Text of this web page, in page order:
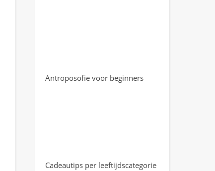
Antroposofie voor beginners
Cadeautips per leeftijdscategorie